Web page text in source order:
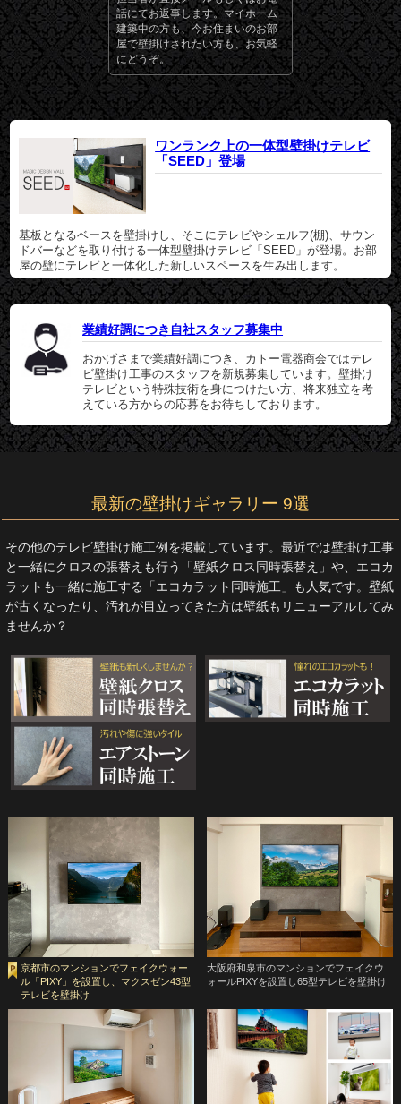
話にてお返事します。マイホーム
建築中の方も、今お住まいのお部
屋で壁掛けされたい方も、お気軽
にどうぞ。
ワンランク上の一体型壁掛けテレビ
「SEED」登場
基板となるベースを壁掛けし、そこにテレビやシェルフ(棚)、サウン
ドバーなどを取り付ける一体型壁掛けテレビ「SEED」が登場。お部
屋の壁にテレビと一体化した新しいスペースを生み出します。
業績好調につき自社スタッフ募集中
おかげさまで業績好調につき、カトー電器商会ではテレ
ビ壁掛け工事のスタッフを新規募集しています。壁掛け
テレビという特殊技術を身につけたい方、将来独立を考
えている方からの応募をお待ちしております。
最新の壁掛けギャラリー 9選
その他のテレビ壁掛け施工例を掲載しています。最近では壁掛け工事
と一緒にクロスの張替えも行う「壁紙クロス同時張替え」や、エコカ
ラットも一緒に施工する「エコカラット同時施工」も人気です。壁紙
が古くなったり、汚れが目立ってきた方は壁紙もリニューアルしてみ
ませんか？
京都市のマンションでフェイクウォー
ル「PIXY」を設置し、マクスゼン43型
テレビを壁掛け
大阪府和泉市のマンションでフェイクウ
ォールPIXYを設置し65型テレビを壁掛け